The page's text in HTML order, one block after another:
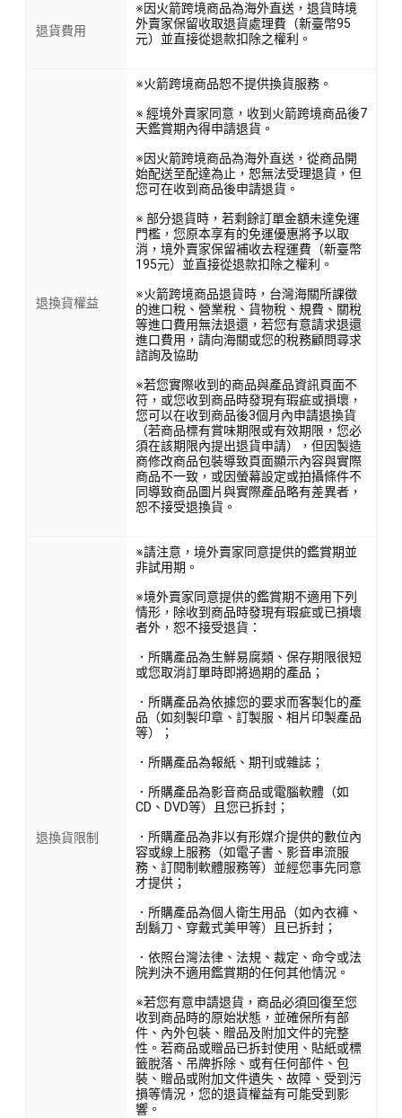
退貨費用
※因火箭跨境商品為海外直送，退貨時境
外賣家保留收取退貨處理費（新臺幣95
元）並直接從退款扣除之權利。
退換貨權益
※火箭跨境商品恕不提供換貨服務。
※ 經境外賣家同意，收到火箭跨境商品後7
天鑑賞期內得申請退貨。
※因火箭跨境商品為海外直送，從商品開
始配送至配達為止，恕無法受理退貨，但
您可在收到商品後申請退貨。
※ 部分退貨時，若剩餘訂單金額未達免運
門檻，您原本享有的免運優惠將予以取
消，境外賣家保留補收去程運費（新臺幣
195元）並直接從退款扣除之權利。
※火箭跨境商品退貨時，台灣海關所課徵
的進口稅、營業稅、貨物稅、規費、關稅
等進口費用無法退還，若您有意請求退還
進口費用，請向海關或您的稅務顧問尋求
諮詢及協助
※若您實際收到的商品與產品資訊頁面不
符，或您收到商品時發現有瑕疵或損壞，
您可以在收到商品後3個月內申請退換貨
（若商品標有賞味期限或有效期限，您必
須在該期限內提出退貨申請），但因製造
商修改商品包裝導致頁面顯示內容與實際
商品不一致，或因螢幕設定或拍攝條件不
同導致商品圖片與實際產品略有差異者，
恕不接受退換貨。
退換貨限制
※請注意，境外賣家同意提供的鑑賞期並
非試用期。
※境外賣家同意提供的鑑賞期不適用下列
情形，除收到商品時發現有瑕疵或已損壞
者外，恕不接受退貨：
．所購產品為生鮮易腐類、保存期限很短
或您取消訂單時即將過期的產品；
．所購產品為依據您的要求而客製化的產
品（如刻製印章、訂製服、相片印製產品
等）；
．所購產品為報紙、期刊或雜誌；
．所購產品為影音商品或電腦軟體（如
CD、DVD等）且您已拆封；
．所購產品為非以有形媒介提供的數位內
容或線上服務（如電子書、影音串流服
務、訂閱制軟體服務等）並經您事先同意
才提供；
．所購產品為個人衛生用品（如內衣褲、
刮鬍刀、穿戴式美甲等）且已拆封；
．依照台灣法律、法規、裁定、命令或法
院判決不適用鑑賞期的任何其他情況。
※若您有意申請退貨，商品必須回復至您
收到商品時的原始狀態，並確保所有部
件、內外包裝、贈品及附加文件的完整
性。若商品或贈品已拆封使用、貼紙或標
籤脫落、吊牌拆除、或有任何部件、包
裝、贈品或附加文件遺失、故障、受到污
損等情況，您的退貨權益有可能受到影
響。